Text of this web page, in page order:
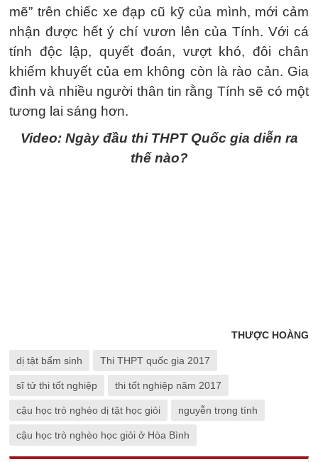
mẽ” trên chiếc xe đạp cũ kỹ của mình, mới cảm
nhận được hết ý chí vươn lên của Tính. Với cá
tính độc lập, quyết đoán, vượt khó, đôi chân
khiếm khuyết của em không còn là rào cản. Gia
đình và nhiều người thân tin rằng Tính sẽ có một
tương lai sáng hơn.
Video: Ngày đầu thi THPT Quốc gia diễn ra
thế nào?
THƯỢC HOÀNG
dị tật bẩm sinh Thi THPT quốc gia 2017
sĩ tử thi tốt nghiệp thi tốt nghiệp năm 2017
cậu học trò nghèo dị tật học giỏi nguyễn trọng tính
cậu học trò nghèo học giỏi ở Hòa Bình